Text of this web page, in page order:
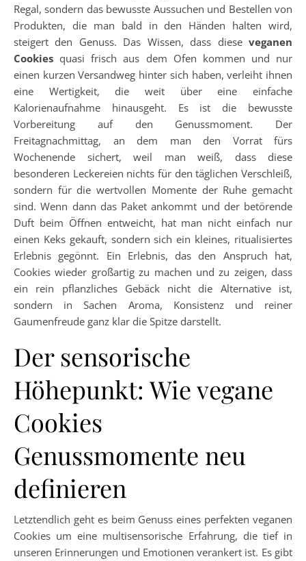
Regal, sondern das bewusste Aussuchen und Bestellen von
Produkten, die man bald in den Händen halten wird,
steigert den Genuss. Das Wissen, dass diese veganen
Cookies quasi frisch aus dem Ofen kommen und nur
einen kurzen Versandweg hinter sich haben, verleiht ihnen
eine Wertigkeit, die weit über eine einfache
Kalorienaufnahme hinausgeht. Es ist die bewusste
Vorbereitung auf den Genussmoment. Der
Freitagnachmittag, an dem man den Vorrat fürs
Wochenende sichert, weil man weiß, dass diese
besonderen Leckereien nichts für den täglichen Verschleiß,
sondern für die wertvollen Momente der Ruhe gemacht
sind. Wenn dann das Paket ankommt und der betörende
Duft beim Öffnen entweicht, hat man nicht einfach nur
einen Keks gekauft, sondern sich ein kleines, ritualisiertes
Erlebnis gegönnt. Ein Erlebnis, das den Anspruch hat,
Cookies wieder großartig zu machen und zu zeigen, dass
ein rein pflanzliches Gebäck nicht die Alternative ist,
sondern in Sachen Aroma, Konsistenz und reiner
Gaumenfreude ganz klar die Spitze darstellt.
Der sensorische
Höhepunkt: Wie vegane
Cookies
Genussmomente neu
definieren
Letztendlich geht es beim Genuss eines perfekten veganen
Cookies um eine multisensorische Erfahrung, die tief in
unseren Erinnerungen und Emotionen verankert ist. Es gibt